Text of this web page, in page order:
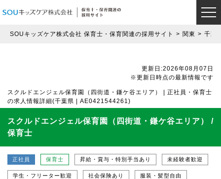
SOUキッズケア株式会社 保育士・保育関連の採用サイト 関東 千葉
更新日:2026年08月07日
※更新日時点の最新情報です
スクルドエンジェル保育園（四街道・鎌ケ谷エリア） | 正社員・保育士
の求人情報詳細(千葉県 | AE0421544261)
スクルドエンジェル保育園（四街道・鎌ケ谷エリア） /
保育士
正社員 保育士 昇給・賞与・特別手当あり 未経験者歓迎
学生・フリーター歓迎 社会保険あり 服装・髪型自由